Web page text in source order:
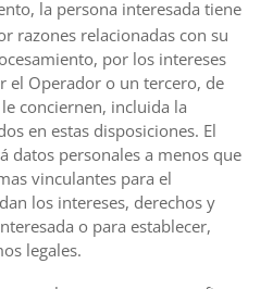
la persona interesada tiene
razones relacionadas con su
por los intereses
el Operador o un tercero, de
conciernen, incluida la
en estas disposiciones. El
datos personales a menos que
vinculantes para el
los intereses, derechos y
o para establecer,
legales.